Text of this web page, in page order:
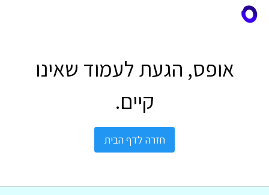
אופס, הגעת לעמוד שאינו
קיים.
חזרה לדף הבית